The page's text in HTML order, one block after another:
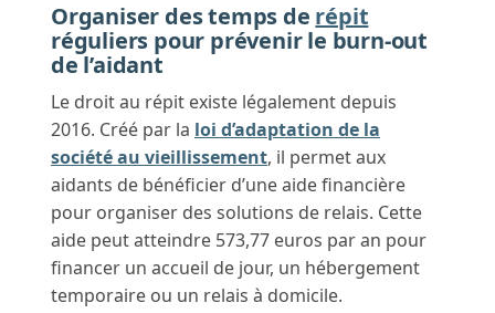
Organiser des temps de répit
réguliers pour prévenir le burn-out
de l’aidant
Le droit au répit existe légalement depuis
2016. Créé par la loi d’adaptation de la
société au vieillissement, il permet aux
aidants de bénéficier d’une aide financière
pour organiser des solutions de relais. Cette
aide peut atteindre 573,77 euros par an pour
financer un accueil de jour, un hébergement
temporaire ou un relais à domicile.